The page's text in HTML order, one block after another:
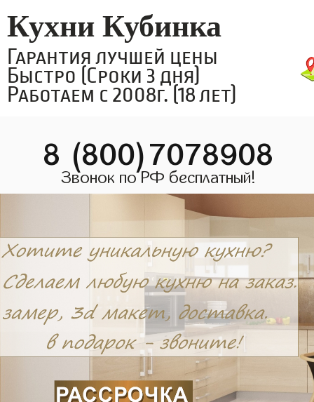
Кухни Кубинка
Гарантия лучшей цены
Быстро (Сроки 3 дня)
Работаем с 2008г. (18 лет)
8 (800)7078908
Звонок по РФ бесплатный!